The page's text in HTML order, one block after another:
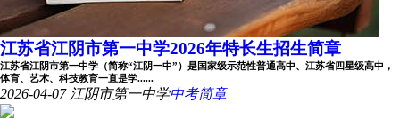
江苏省江阴市第一中学2026年特长生招生简章
江苏省江阴市第一中学（简称“江阴一中”）是国家级示范性普通高中、江苏省四星级高中，
体育、艺术、科技教育一直是学......
2026-04-07 江阴市第一中学中考简章